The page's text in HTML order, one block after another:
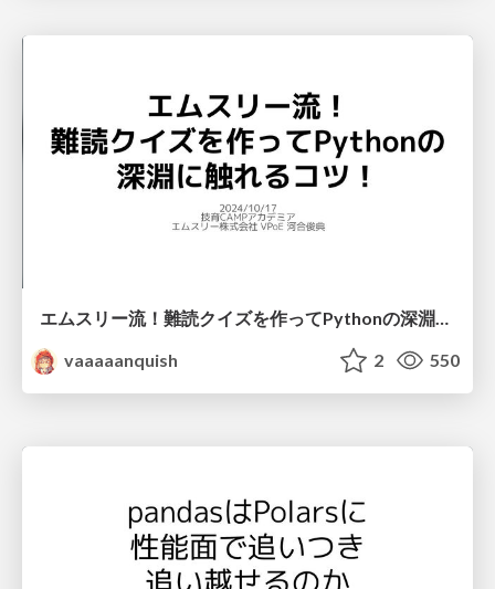
エムスリー流！難読クイズを作ってPythonの深淵に触れるコツ！ - 技育CAMPアカデミア
vaaaaanquish
2 550